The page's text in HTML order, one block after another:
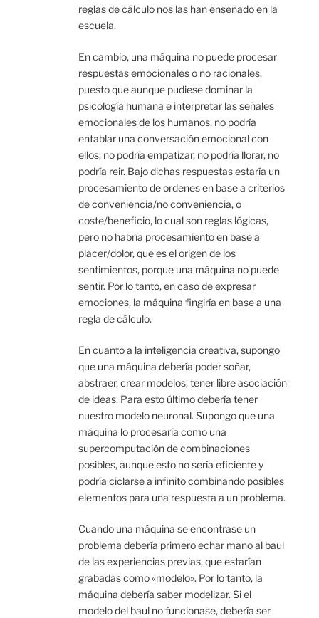
reglas de cálculo nos las han enseñado en la
escuela.
En cambio, una máquina no puede procesar
respuestas emocionales o no racionales,
puesto que aunque pudiese dominar la
psicología humana e interpretar las señales
emocionales de los humanos, no podría
entablar una conversación emocional con
ellos, no podría empatizar, no podría llorar, no
podría reir. Bajo dichas respuestas estaría un
procesamiento de ordenes en base a criterios
de conveniencia/no conveniencia, o
coste/beneficio, lo cual son reglas lógicas,
pero no habría procesamiento en base a
placer/dolor, que es el origen de los
sentimientos, porque una máquina no puede
sentir. Por lo tanto, en caso de expresar
emociones, la máquina fingiría en base a una
regla de cálculo.
En cuanto a la inteligencia creativa, supongo
que una máquina debería poder soñar,
abstraer, crear modelos, tener libre asociación
de ideas. Para esto último debería tener
nuestro modelo neuronal. Supongo que una
máquina lo procesaría como una
supercomputación de combinaciones
posibles, aunque esto no sería eficiente y
podría ciclarse a infinito combinando posibles
elementos para una respuesta a un problema.
Cuando una máquina se encontrase un
problema debería primero echar mano al baul
de las experiencias previas, que estarían
grabadas como «modelo». Por lo tanto, la
máquina debería saber modelizar. Si el
modelo del baul no funcionase, debería ser